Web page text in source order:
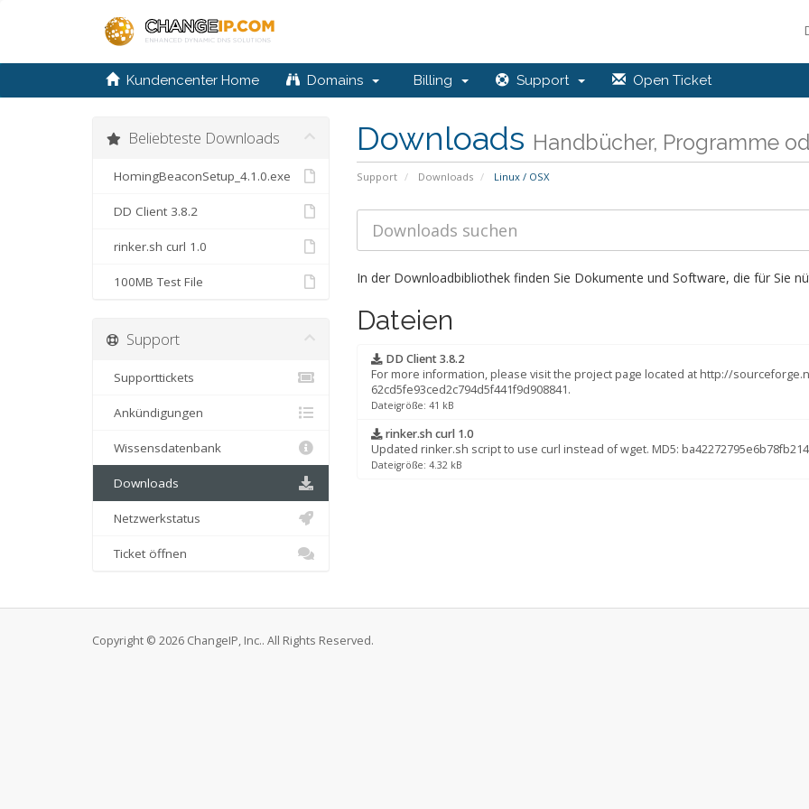
Kundencenter Home Domains Billing Support Open Ticket
Downloads Handbücher, Programme
Support Downloads Linux / OSX
In der Downloadbibliothek finden Sie Dokumente und Software, die für Sie
Dateien
DD Client 3.8.2
For more information, please visit the project page located at http://
62cd5fe93ced2c794d5f441f9d908841.
Dateigröße: 41 kB
rinker.sh curl 1.0
Updated rinker.sh script to use curl instead of wget. MD5:
Dateigröße: 4.32 kB
Beliebteste Downloads
HomingBeaconSetup_4.1.0.exe
DD Client 3.8.2
rinker.sh curl 1.0
100MB Test File
Support
Supporttickets
Ankündigungen
Wissensdatenbank
Downloads
Netzwerkstatus
Ticket öffnen
Copyright © 2026 ChangeIP, Inc.. All Rights Reserved.